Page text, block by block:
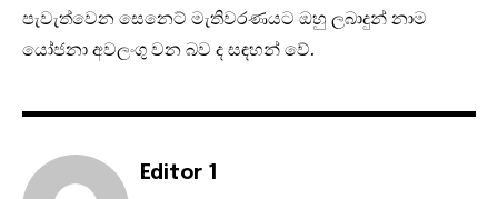
පැවැත්වෙන සෙනෙට් මැතිවරණයට ඔහු ලබාදුන් නාම
යෝජනා අවලංගු වන බව ද සඳහන් වේ.
Editor 1